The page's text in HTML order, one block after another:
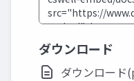
ダウンロード
ダウンロード